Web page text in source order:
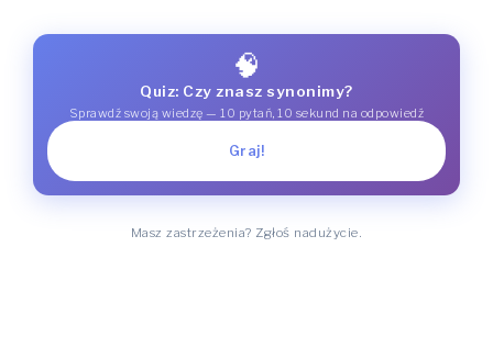
🧠
Quiz: Czy znasz synonimy?
Sprawdź swoją wiedzę — 10 pytań, 10 sekund na odpowiedź
Graj!
Masz zastrzeżenia? Zgłoś nadużycie.